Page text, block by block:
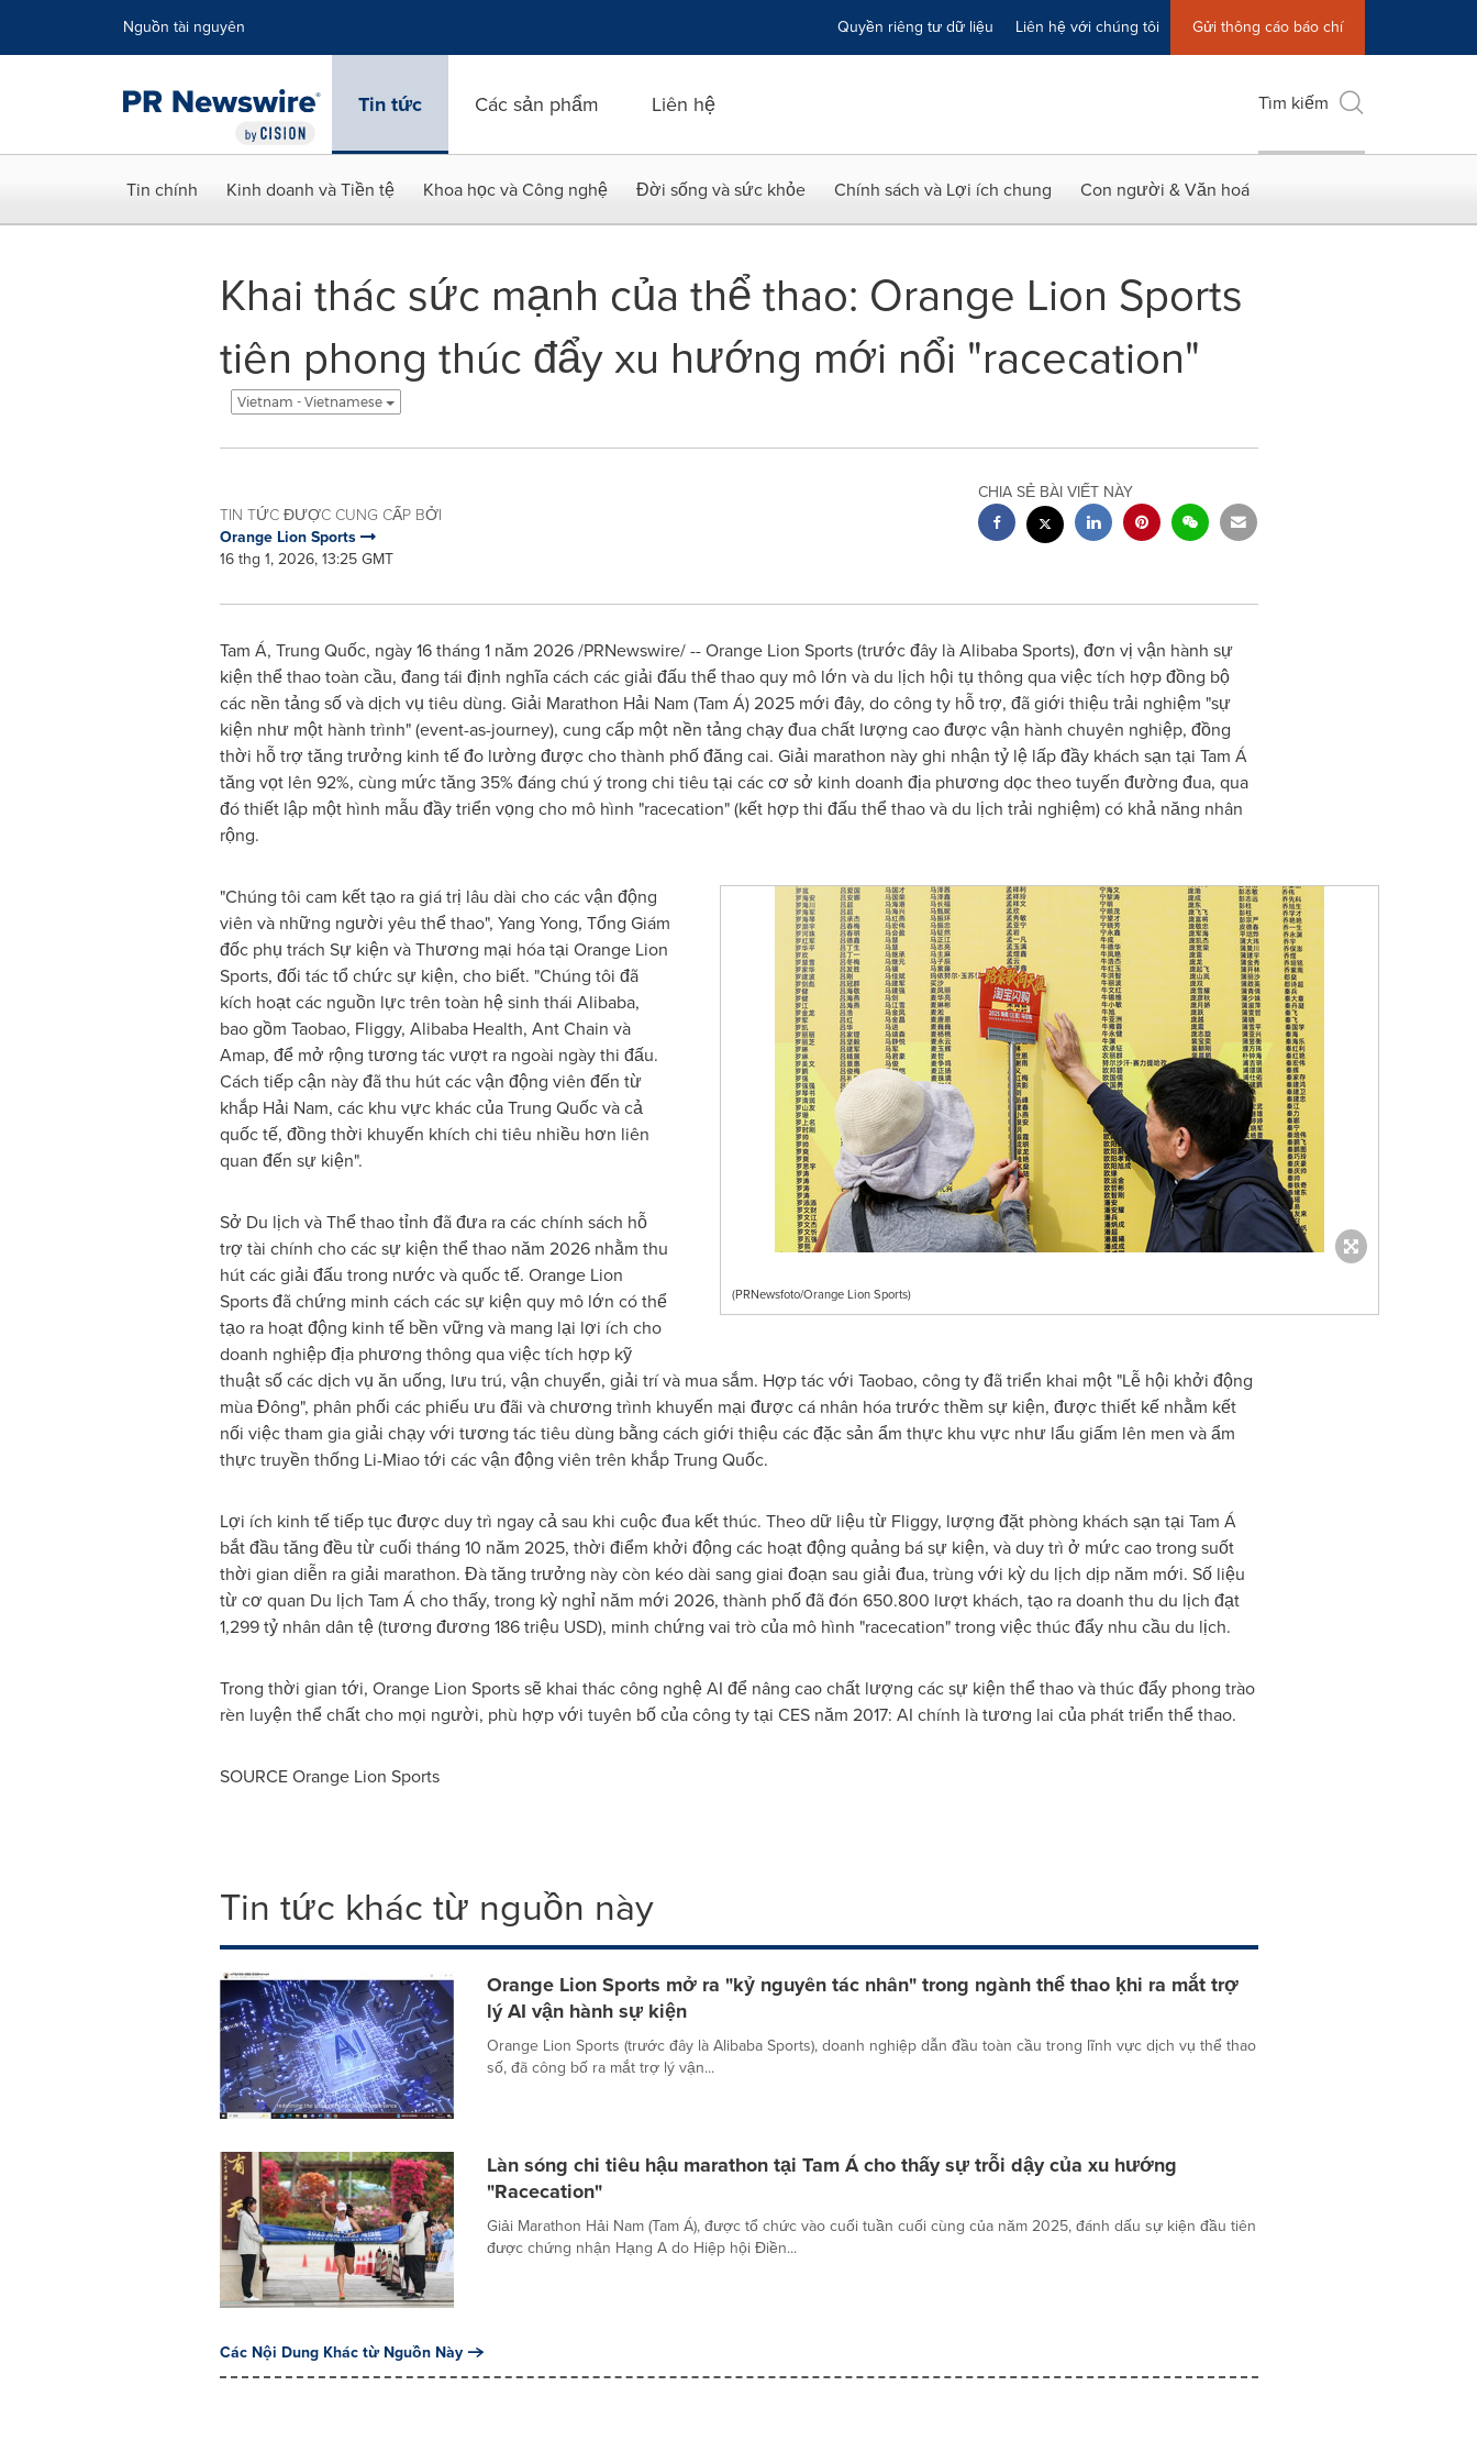
Nguồn tài nguyên Quyền riêng tư dữ liệu Liên hệ với chúng tôi Gửi thông cáo báo chí
Tin tức Các sản phẩm Liên hệ Tìm kiếm
Tin chính Kinh doanh và Tiền tệ Khoa học và Công nghệ Đời sống và sức khỏe Chính sách và Lợi ích chung Con người & Văn hoá
Khai thác sức mạnh của thể thao: Orange Lion Sports
tiên phong thúc đẩy xu hướng mới nổi "racecation"
Vietnam - Vietnamese
TIN TỨC ĐƯỢC CUNG CẤP BỞI
Orange Lion Sports
16 thg 1, 2026, 13:25 GMT
CHIA SẺ BÀI VIẾT NÀY
Tam Á, Trung Quốc, ngày 16 tháng 1 năm 2026 /PRNewswire/ -- Orange Lion Sports (trước đây là Alibaba Sports), đơn vị vận hành sự
kiện thể thao toàn cầu, đang tái định nghĩa cách các giải đấu thể thao quy mô lớn và du lịch hội tụ thông qua việc tích hợp đồng bộ
các nền tảng số và dịch vụ tiêu dùng. Giải Marathon Hải Nam (Tam Á) 2025 mới đây, do công ty hỗ trợ, đã giới thiệu trải nghiệm "sự
kiện như một hành trình" (event-as-journey), cung cấp một nền tảng chạy đua chất lượng cao được vận hành chuyên nghiệp, đồng
thời hỗ trợ tăng trưởng kinh tế đo lường được cho thành phố đăng cai. Giải marathon này ghi nhận tỷ lệ lấp đầy khách sạn tại Tam Á
tăng vọt lên 92%, cùng mức tăng 35% đáng chú ý trong chi tiêu tại các cơ sở kinh doanh địa phương dọc theo tuyến đường đua, qua
đó thiết lập một hình mẫu đầy triển vọng cho mô hình "racecation" (kết hợp thi đấu thể thao và du lịch trải nghiệm) có khả năng nhân
rộng.
(PRNewsfoto/Orange Lion Sports)
"Chúng tôi cam kết tạo ra giá trị lâu dài cho các vận động
viên và những người yêu thể thao", Yang Yong, Tổng Giám
đốc phụ trách Sự kiện và Thương mại hóa tại Orange Lion
Sports, đối tác tổ chức sự kiện, cho biết. "Chúng tôi đã
kích hoạt các nguồn lực trên toàn hệ sinh thái Alibaba,
bao gồm Taobao, Fliggy, Alibaba Health, Ant Chain và
Amap, để mở rộng tương tác vượt ra ngoài ngày thi đấu.
Cách tiếp cận này đã thu hút các vận động viên đến từ
khắp Hải Nam, các khu vực khác của Trung Quốc và cả
quốc tế, đồng thời khuyến khích chi tiêu nhiều hơn liên
quan đến sự kiện".
Sở Du lịch và Thể thao tỉnh đã đưa ra các chính sách hỗ
trợ tài chính cho các sự kiện thể thao năm 2026 nhằm thu
hút các giải đấu trong nước và quốc tế. Orange Lion
Sports đã chứng minh cách các sự kiện quy mô lớn có thể
tạo ra hoạt động kinh tế bền vững và mang lại lợi ích cho
doanh nghiệp địa phương thông qua việc tích hợp kỹ
thuật số các dịch vụ ăn uống, lưu trú, vận chuyển, giải trí và mua sắm. Hợp tác với Taobao, công ty đã triển khai một "Lễ hội khởi động
mùa Đông", phân phối các phiếu ưu đãi và chương trình khuyến mại được cá nhân hóa trước thềm sự kiện, được thiết kế nhằm kết
nối việc tham gia giải chạy với tương tác tiêu dùng bằng cách giới thiệu các đặc sản ẩm thực khu vực như lẩu giấm lên men và ẩm
thực truyền thống Li-Miao tới các vận động viên trên khắp Trung Quốc.
Lợi ích kinh tế tiếp tục được duy trì ngay cả sau khi cuộc đua kết thúc. Theo dữ liệu từ Fliggy, lượng đặt phòng khách sạn tại Tam Á
bắt đầu tăng đều từ cuối tháng 10 năm 2025, thời điểm khởi động các hoạt động quảng bá sự kiện, và duy trì ở mức cao trong suốt
thời gian diễn ra giải marathon. Đà tăng trưởng này còn kéo dài sang giai đoạn sau giải đua, trùng với kỳ du lịch dịp năm mới. Số liệu
từ cơ quan Du lịch Tam Á cho thấy, trong kỳ nghỉ năm mới 2026, thành phố đã đón 650.800 lượt khách, tạo ra doanh thu du lịch đạt
1,299 tỷ nhân dân tệ (tương đương 186 triệu USD), minh chứng vai trò của mô hình "racecation" trong việc thúc đẩy nhu cầu du lịch.
Trong thời gian tới, Orange Lion Sports sẽ khai thác công nghệ AI để nâng cao chất lượng các sự kiện thể thao và thúc đẩy phong trào
rèn luyện thể chất cho mọi người, phù hợp với tuyên bố của công ty tại CES năm 2017: AI chính là tương lai của phát triển thể thao.
SOURCE Orange Lion Sports
Tin tức khác từ nguồn này
Orange Lion Sports mở ra "kỷ nguyên tác nhân" trong ngành thể thao ḳhi ra mắt trợ
lý AI vận hành sự kiện
Orange Lion Sports (trước đây là Alibaba Sports), doanh nghiệp dẫn đầu toàn cầu trong lĩnh vực dịch vụ thể thao
số, đã công bố ra mắt trợ lý vận...
Làn sóng chi tiêu hậu marathon tại Tam Á cho thấy sự trỗi dậy của xu hướng
"Racecation"
Giải Marathon Hải Nam (Tam Á), được tổ chức vào cuối tuần cuối cùng của năm 2025, đánh dấu sự kiện đầu tiên
được chứng nhận Hạng A do Hiệp hội Điền...
Các Nội Dung Khác từ Nguồn Này